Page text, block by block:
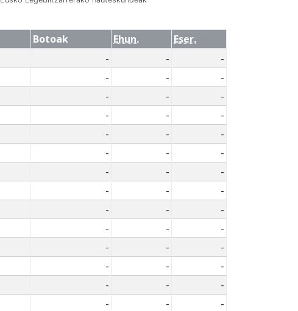
Botoak Ehun.
Eser.
- -
-
- -
-
- -
-
- -
-
- -
-
- -
-
- -
-
- -
-
- -
-
- -
-
- -
-
- -
-
- -
-
- -
-